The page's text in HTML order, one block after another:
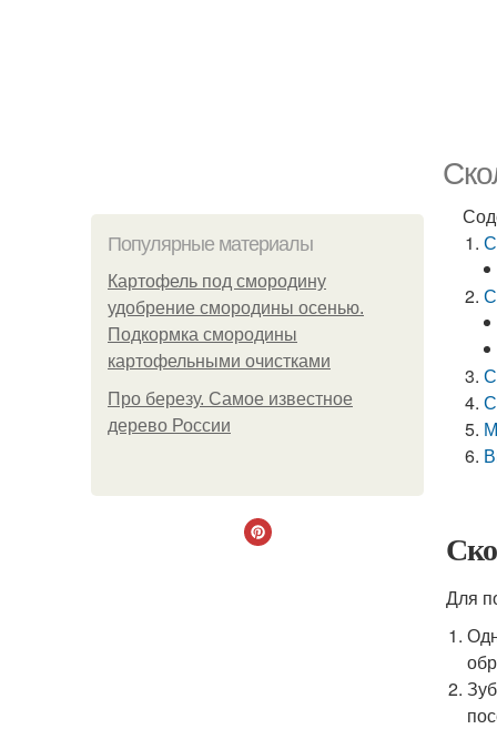
Популярные материалы
Картофель под смородину
удобрение смородины осенью.
Подкормка смородины
картофельными очистками
Про березу. Самое известное
дерево России
Для